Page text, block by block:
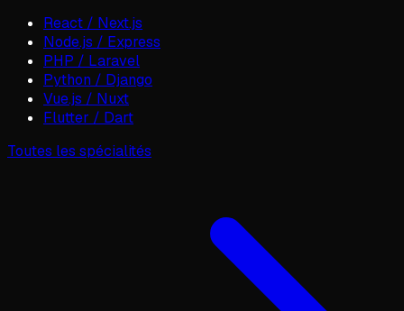
React / Next.js
Node.js / Express
PHP / Laravel
Python / Django
Vue.js / Nuxt
Flutter / Dart
Toutes les spécialités